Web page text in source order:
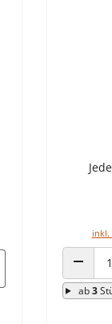
inkl.
ab3